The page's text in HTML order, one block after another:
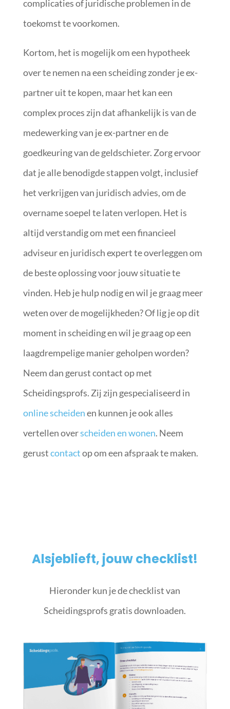
complicaties of juridische problemen in de
toekomst te voorkomen.
Kortom, het is mogelijk om een hypotheek
over te nemen na een scheiding zonder je ex-
partner uit te kopen, maar het kan een
complex proces zijn dat afhankelijk is van de
medewerking van je ex-partner en de
goedkeuring van de geldschieter. Zorg ervoor
dat je alle benodigde stappen volgt, inclusief
het verkrijgen van juridisch advies, om de
overname soepel te laten verlopen. Het is
altijd verstandig om met een financieel
adviseur en juridisch expert te overleggen om
de beste oplossing voor jouw situatie te
vinden. Heb je hulp nodig en wil je graag meer
weten over de mogelijkheden? Of lig je op dit
moment in scheiding en wil je graag op een
laagdrempelige manier geholpen worden?
Neem dan gerust contact op met
Scheidingsprofs. Zij zijn gespecialiseerd in
online scheidenen kunnen je ook alles
vertellen overscheiden en wonen. Neem
gerustcontactop om een afspraak te maken.
Alsjeblieft, jouw checklist!
Hieronder kun je de checklist van
Scheidingsprofs gratis downloaden.